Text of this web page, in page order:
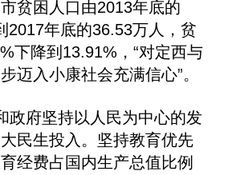
贫困人口由2013年底的
2017年底的36.53万人，贫
下降到13.91%，“对定西与
迈入小康社会充满信心”。
府坚持以人民为中心的发
民生投入。坚持教育优先
经费占国内生产总值比例